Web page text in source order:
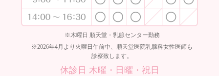
※木曜日 順天堂・乳腺センター勤務
※2026年4月より火曜日午前中、順天堂医院乳腺科女性医師も
診察致します。
休診日 木曜・日曜・祝日